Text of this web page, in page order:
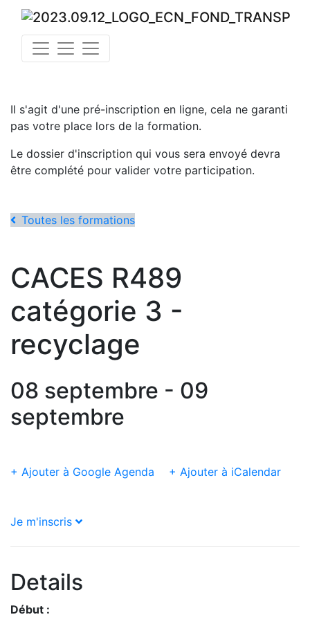
Il s'agit d'une pré-inscription en ligne, cela ne garanti
pas votre place lors de la formation.
Le dossier d'inscription qui vous sera envoyé devra
être complété pour valider votre participation.
Toutes les formations
CACES R489
catégorie 3 -
recyclage
08 septembre - 09
septembre
+ Ajouter à Google Agenda + Ajouter à iCalendar
Je m'inscris
Details
Début :